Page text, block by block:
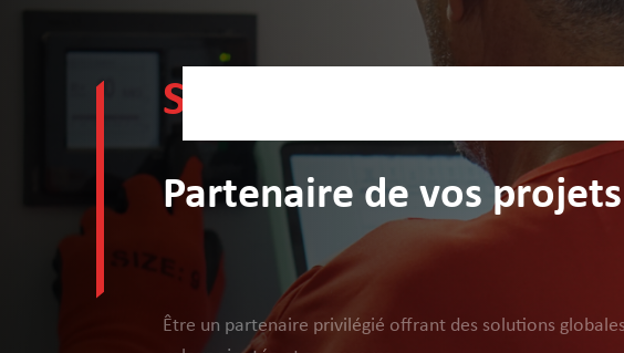
SOCIÉTÉ GÉNÉRALE
Partenaire de vos projets
Être un partenaire privilégié offrant des solutions
valeur ajoutée et sur mesure.